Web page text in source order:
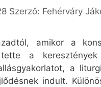
Szerző: Fehérváry
amikor a
a
a
indult.